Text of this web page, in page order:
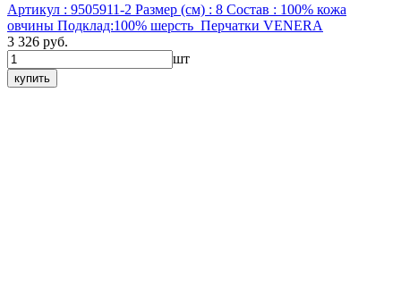
Артикул : 9505911-2 Размер (см) : 8 Состав : 100% кожа
овчины Подклад:100% шерсть Перчатки VENERA
3 326 руб.
шт
купить